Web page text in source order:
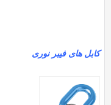
کابل های فیبر نوری